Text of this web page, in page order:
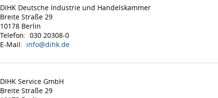
DIHK Deutsche Industrie und Handelskammer
Breite Straße 29
10178 Berlin
Telefon: 030 20308-0
E-Mail: info@dihk.de
DIHK Service GmbH
Breite Straße 29